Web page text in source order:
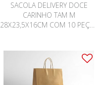
SACOLA DELIVERY DOCE
CARINHO TAM M
28X23,5X16CM COM 10 PEÇAS